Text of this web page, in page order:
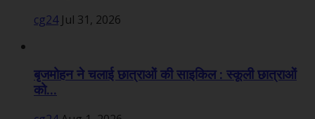
cg24 Jul 31, 2026
बृजमोहन ने चलाई छात्राओं की साइकिल : स्कूली छात्राओं
को...